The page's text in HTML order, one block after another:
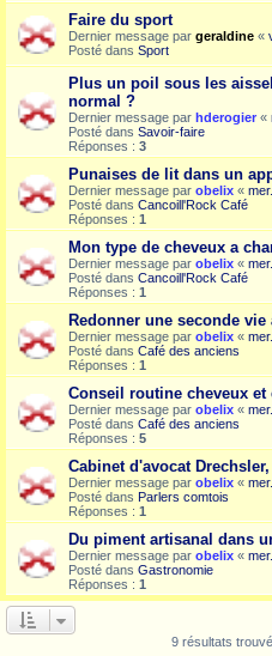
Faire du sport
Dernier message par geraldine «
Posté dans Sport
Plus un poil sous les
normal ?
Dernier message par hderogier «
Posté dans Savoir-faire
Réponses : 3
Punaises de lit dans un
Dernier message par obelix «
Posté dans Cancoill'Rock Café
Réponses : 1
Mon type de cheveux a
Dernier message par obelix «
Posté dans Cancoill'Rock Café
Réponses : 1
Redonner une seconde
Dernier message par obelix «
Posté dans Café des anciens
Réponses : 1
Conseil routine cheveux et
Dernier message par obelix «
Posté dans Café des anciens
Réponses : 5
Cabinet d'avocat
Dernier message par obelix «
Posté dans Parlers comtois
Réponses : 1
Du piment artisanal dans
Dernier message par obelix «
Posté dans Gastronomie
Réponses : 1
9 résultats